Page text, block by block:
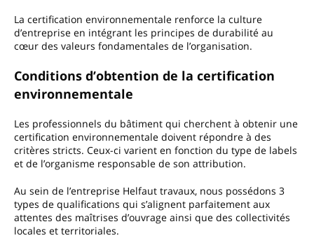
La certification environnementale renforce la culture
d’entreprise en intégrant les principes de durabilité au
cœur des valeurs fondamentales de l’organisation.
Conditions d’obtention de la certification
environnementale
Les professionnels du bâtiment qui cherchent à obtenir une
certification environnementale doivent répondre à des
critères stricts. Ceux-ci varient en fonction du type de labels
et de l’organisme responsable de son attribution.
Au sein de l’entreprise Helfaut travaux, nous possédons 3
types de qualifications qui s’alignent parfaitement aux
attentes des maîtrises d’ouvrage ainsi que des collectivités
locales et territoriales.